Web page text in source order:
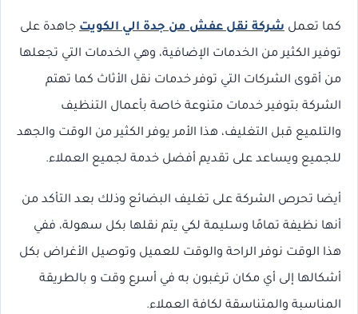
كما تعمل شركة نقل عفش من جدة الي الكويت جاهدة على
توفير الكثير من الخدمات الإضافية، وهي الخدمات التي تجعلها
من أقوى الشركات التي توفر خدمات نقل الأثاث كما تهتم
الشركة بتوفير خدمات متنوعة خاصة بأعمال التنظيف
والتلميع قبل التغليف، هذا الأمر يوفر الكثير من الوقت والجهد
للجميع ويساعد على تقديم أفضل خدمة لجميع العملاء.
أيضا تحرص الشركة على تغليف البضائع وذلك بعد التأكد من
أنها نظيفة تمامًا وسليمة لكي يتم نقلها بكل سهولة، ففي
هذا الوقت نوفر الراحة والوقت للعميل وتوصيل الأغراض بكل
أشكالها إلى أي مكان ترغبون به في أسرع وقت و بالطريقة
المناسبة والمتناسقة لكافة العملاء.